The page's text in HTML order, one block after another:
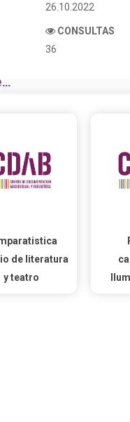
26.10.2022
CONSULTAS
36
de literatura
y teatro